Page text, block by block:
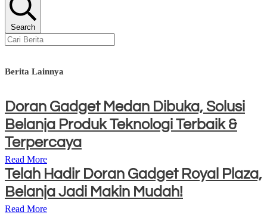
Search
Berita Lainnya
Doran Gadget Medan Dibuka, Solusi
Belanja Produk Teknologi Terbaik &
Terpercaya
Read More
Telah Hadir Doran Gadget Royal Plaza,
Belanja Jadi Makin Mudah!
Read More